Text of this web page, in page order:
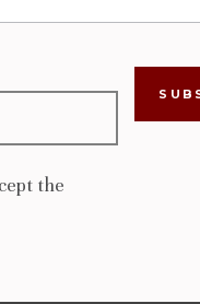
the